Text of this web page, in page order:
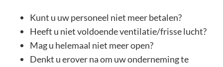
Kunt u uw personeel niet meer betalen?
Heeft u niet voldoende ventilatie/frisse lucht?
Mag u helemaal niet meer open?
Denkt u erover na om uw onderneming te